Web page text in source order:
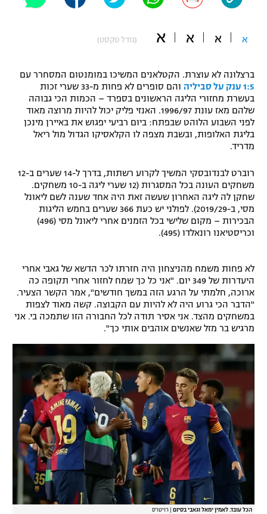
תקנון משתתפים וזוכים בפרסים
תקנון עבור פעילות אלקטרה
תקנון עבור פעילות ספורט 1 – "מרלן"
טניס
גיימינג E-Sports
תנאי שימוש
מדיניות פרטיות
רשיון להקרנה פומבית לבית עסק
תגיות
המגזין
כדורמים
פוטבול אמריקאי NFL
בייסבול MLB
ספורט אתגרי ואקסטרים
אומנויות לחימה
גיימינג E-Sports
א א א א (גודל טקסט)
ברצלונה לא עוצרת. הקטלאנים המשיכו במומנטום המסחרר עם
1:5 ענק על סביליה
והם סופרים לא פחות מ-33 שערי זכות
בעשרת מחזורי הליגה הראשונים בספרד – הכמות הכי גבוהה
שלהם מאז עונת 1996/97. האנזי פליק יכול להיות מרוצה מאוד
לפני השבוע הלוהט שבפתח: ביום רביעי יפגוש את באיירן מינכן
בליגת האלופות, ובשבת מצפה לו הקלאסיקו הגדול מול ריאל
מדריד.
רוברט לבנדובסקי המשיך לקרוע רשתות, בדרך ל-14 שערים ב-12
משחקים העונה בכל המסגרות (12 שערי ליגה ב-10 משחקים.
שחקן לה ליגה האחרון שעשה זאת היה אחד שענה לשם ליאונל
מסי, ב-2019/29). לפולני יש כעת 366 שערים בחמש הליגות
הבכירות – מקום שלישי בכל הזמנים אחרי ליאונל מסי (496)
וכריסטיאנו רונאלדו (495).
לא פחות משמח מהניצחון היה חזרתו לכר הדשא של גאבי אחרי
היעדרות של 349 יום. "אני כל כך שמח לחזור אחרי תקופה כה
ארוכה, חלמתי על הרגע הזה במשך חודשים", אמר הקשר הצעיר.
"הדבר הכי גרוע היה לא להיות עם הקבוצה. קשה מאוד לצפות
במשחקים מהצד. אני אסיר תודה לכל החבורה הזו שתמכה בי. אני
מרגיש בר מזל שאנשים אוהבים אותי כך".
הכל עובד. לאמין ימאל וגאבי בסיום רויטרס